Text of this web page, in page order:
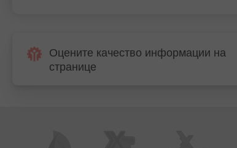
Оцените качество информации на
странице